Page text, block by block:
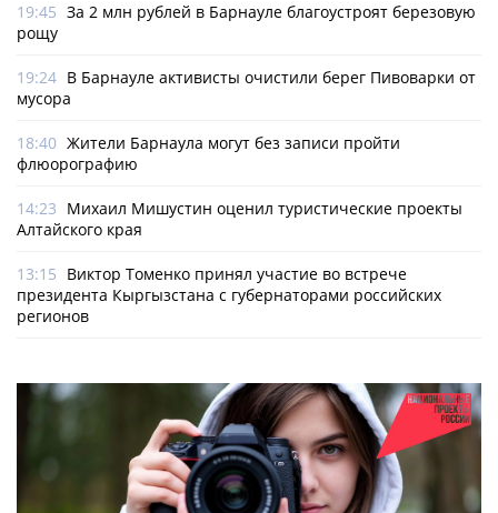
19:45 За 2 млн рублей в Барнауле благоустроят березовую
рощу
19:24 В Барнауле активисты очистили берег Пивоварки от
мусора
18:40 Жители Барнаула могут без записи пройти
флюорографию
14:23 Михаил Мишустин оценил туристические проекты
Алтайского края
13:15 Виктор Томенко принял участие во встрече
президента Кыргызстана с губернаторами российских
регионов